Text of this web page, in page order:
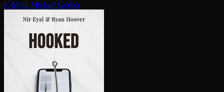
E-Myth Michael Gerber